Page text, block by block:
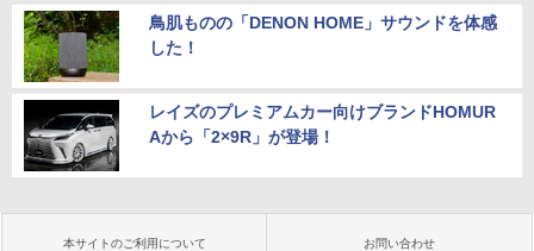
鳥肌ものの「DENON HOME」サウンドを体感
した！
レイズのプレミアムカー向けブランドHOMUR
Aから「2×9R」が登場！
本サイトのご利用について お問い合わせ